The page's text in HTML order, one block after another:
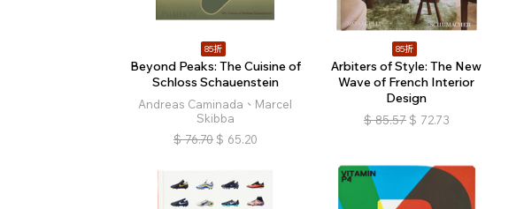
85折
Beyond Peaks: The Cuisine of
Schloss Schauenstein
Andreas Caminada、Marcel
Skibba
$ 76.70 $ 65.20
85折
Arbiters of Style: The New
Wave of French Interior
Design
$ 85.57 $ 72.73